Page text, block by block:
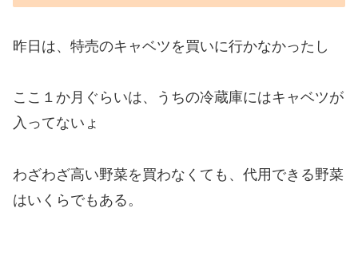
昨日は、特売のキャベツを買いに行かなかったし
ここ１か月ぐらいは、うちの冷蔵庫にはキャベツが
入ってないょ
わざわざ高い野菜を買わなくても、代用できる野菜
はいくらでもある。